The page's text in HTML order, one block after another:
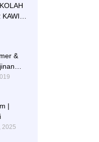
KAWI
&
|
2025